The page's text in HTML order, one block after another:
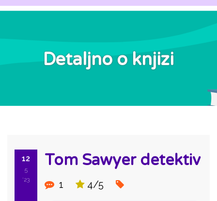
Detaljno o knjizi
12
5
'23
Tom Sawyer detektiv
1 4/5